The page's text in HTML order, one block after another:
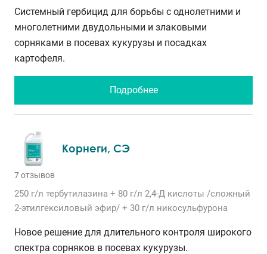
Системный гербицид для борьбы с однолетними и
многолетними двудольными и злаковыми
сорняками в посевах кукурузы и посадках
картофеля.
Подробнее
Корнеги, СЭ
7 отзывов
250 г/л тербутилазина + 80 г/л 2,4-Д кислоты /сложный
2-этилгексиловый эфир/ + 30 г/л никосульфурона
Новое решение для длительного контроля широкого
спектра сорняков в посевах кукурузы.